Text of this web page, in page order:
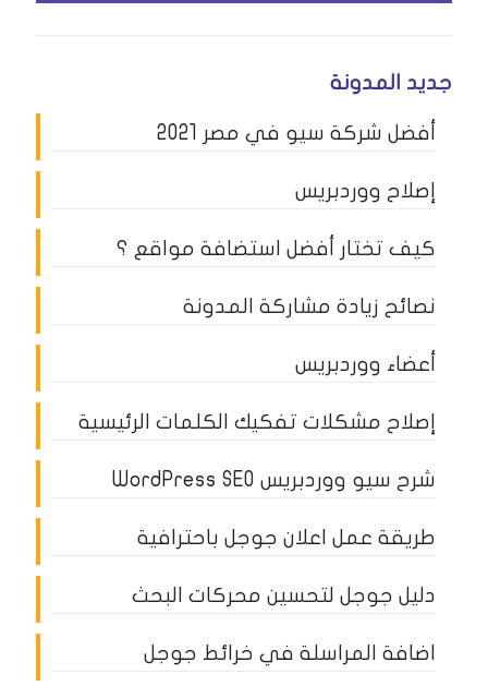
جديد المدونة
أفضل شركة سيو في مصر 2021
إصلاح ووردبريس
كيف تختار أفضل استضافة مواقع ؟
نصائح زيادة مشاركة المدونة
أعضاء ووردبريس
إصلاح مشكلات تفكيك الكلمات الرئيسية
شرح سيو ووردبريس WordPress SEO
طريقة عمل اعلان جوجل باحترافية
دليل جوجل لتحسين محركات البحث
اضافة المراسلة في خرائط جوجل